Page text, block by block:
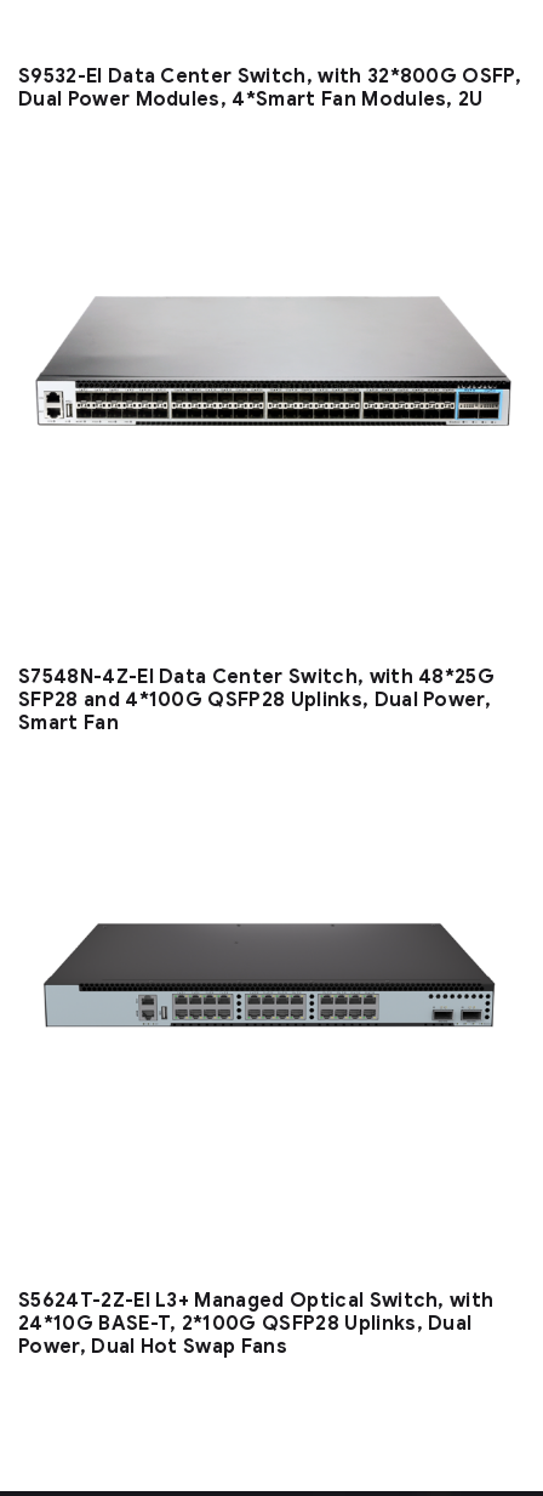
S9532-EI Data Center Switch, with 32*800G OSFP,
Dual Power Modules, 4*Smart Fan Modules, 2U
S7548N-4Z-EI Data Center Switch, with 48*25G
SFP28 and 4*100G QSFP28 Uplinks, Dual Power,
Smart Fan
S5624T-2Z-EI L3+ Managed Optical Switch, with
24*10G BASE-T, 2*100G QSFP28 Uplinks, Dual
Power, Dual Hot Swap Fans